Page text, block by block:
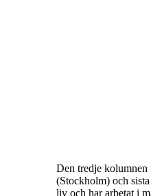
Den tredje kolumnen
(Stockholm) och
liv och har arbetat i